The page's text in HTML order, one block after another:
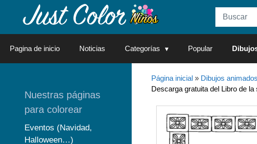
Pagina de inicio Noticias Categorías Popular
Página inicial» Dibujos
Descarga gratuita del Libro de
Nuestras páginas
para colorear
Eventos (Navidad,
Halloween…)